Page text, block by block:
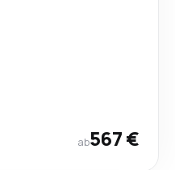
ab567 €